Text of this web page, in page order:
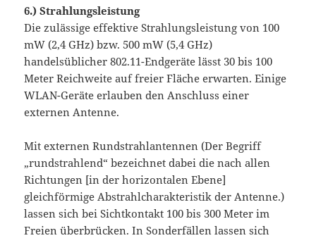
6.) Strahlungsleistung
Die zulässige effektive Strahlungsleistung von 100
mW (2,4 GHz) bzw. 500 mW (5,4 GHz)
handelsüblicher 802.11-Endgeräte lässt 30 bis 100
Meter Reichweite auf freier Fläche erwarten. Einige
WLAN-Geräte erlauben den Anschluss einer
externen Antenne.
Mit externen Rundstrahlantennen (Der Begriff
„rundstrahlend“ bezeichnet dabei die nach allen
Richtungen [in der horizontalen Ebene]
gleichförmige Abstrahlcharakteristik der Antenne.)
lassen sich bei Sichtkontakt 100 bis 300 Meter im
Freien überbrücken. In Sonderfällen lassen sich